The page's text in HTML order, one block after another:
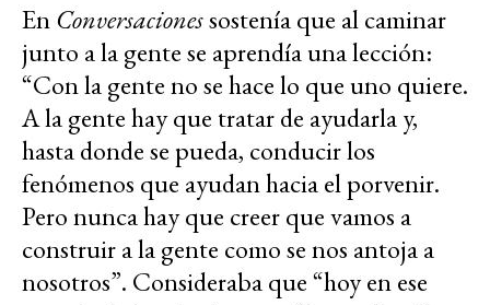
En Conversacionessostenía que al caminar
junto a la gente se aprendía una lección:
“Con la gente no se hace lo que uno quiere.
A la gente hay que tratar de ayudarla y,
hasta donde se pueda, conducir los
fenómenos que ayudan hacia el porvenir.
Pero nunca hay que creer que vamos a
construir a la gente como se nos antoja a
nosotros”. Consideraba que “hoy en ese